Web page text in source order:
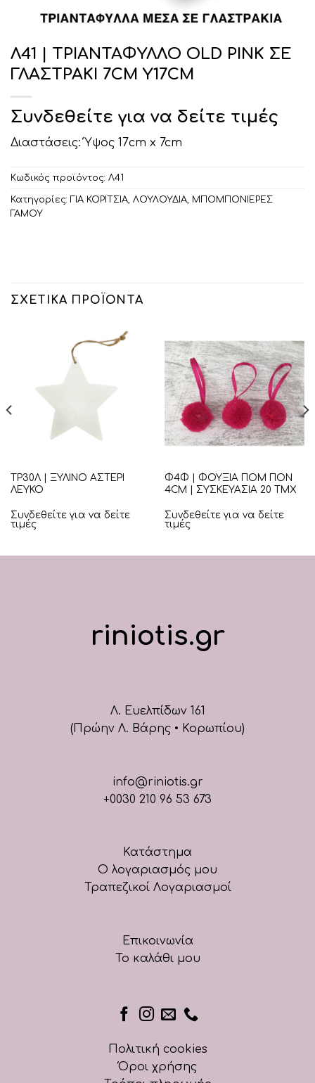
Λ41 | ΤΡΙΑΝΤΑΦΥΛΛΟ OLD PINK ΣΕ
ΓΛΑΣΤΡΑΚΙ 7CM Υ17CM
Συνδεθείτε για να δείτε τιμές
Διαστάσεις: Ύψος 17cm x 7cm
Κωδικός προϊόντος: Λ41
Κατηγορίες: ΓΙΑ ΚΟΡΙΤΣΙΑ, ΛΟΥΛΟΥΔΙΑ, ΜΠΟΜΠΟΝΙΕΡΕΣ
ΓΑΜΟΥ
ΣΧΕΤΙΚΆ ΠΡΟΪΌΝΤΑ
ΤΡ30Λ | ΞΥΛΙΝΟ ΑΣΤΕΡΙ
ΛΕΥΚΟ
Συνδεθείτε για να δείτε
τιμές
Φ4Φ | ΦΟΥΞΙΑ ΠΟΜ ΠΟΝ
4CM | ΣΥΣΚΕΥΑΣΙΑ 20 ΤΜΧ
Συνδεθείτε για να δείτε
τιμές
riniotis.gr
Λ. Ευελπίδων 161
(Πρώην Λ. Βάρης • Κορωπίου)
info@riniotis.gr
+0030 210 96 53 673
Κατάστημα
Ο λογαριασμός μου
Τραπεζικοί Λογαριασμοί
Επικοινωνία
Το καλάθι μου
Πολιτική cookies
Όροι χρήσης